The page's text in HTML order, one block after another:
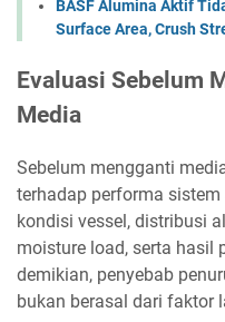
BASF Alumina Aktif
Surface Area, Crush
Evaluasi Sebelum
Media
Sebelum mengganti
terhadap performa
kondisi vessel, distribusi
moisture load, serta hasil
demikian, penyebab
bukan berasal dari faktor